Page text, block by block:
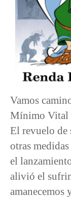
Vamos
Mínimo Vital
El revuelo de
otras
el
alivió el
amanecemos